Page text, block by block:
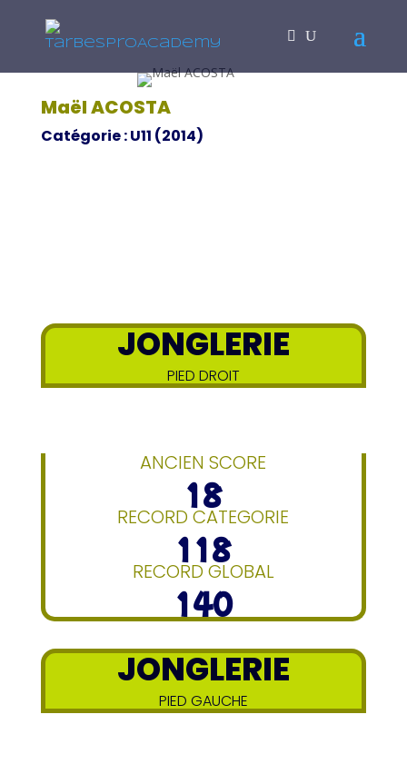
Maël ACOSTA
Catégorie : U11 (2014)
JONGLERIE
PIED DROIT
ANCIEN SCORE
18
RECORD CATEGORIE
118
RECORD GLOBAL
140
JONGLERIE
PIED GAUCHE